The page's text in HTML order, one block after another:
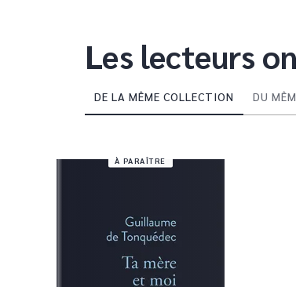
Les lecteurs
DE LA MÊME COLLECTION DU
À PARAÎTRE